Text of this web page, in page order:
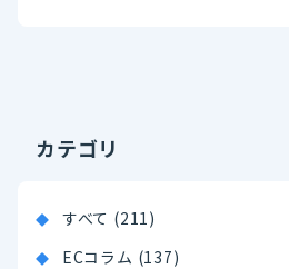
カテゴリ
すべて (211)
ECコラム (137)